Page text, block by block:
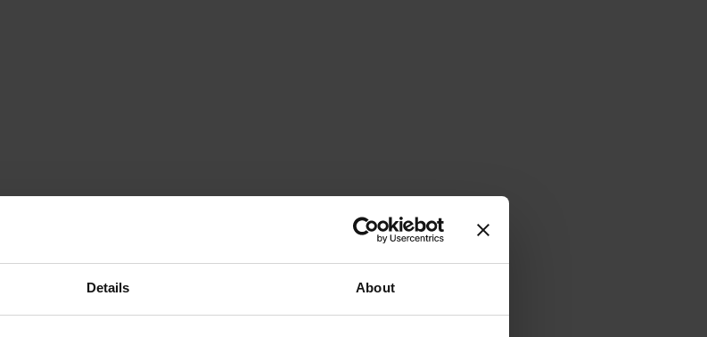
Details About